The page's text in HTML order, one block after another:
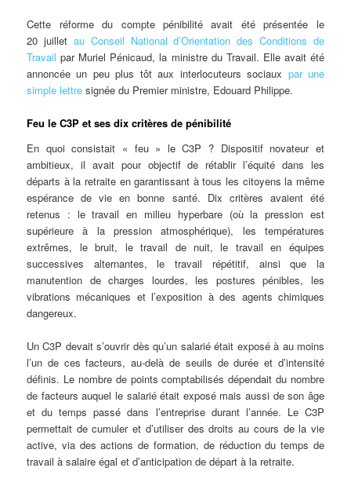
Cette réforme du compte pénibilité avait été présentée le
20 juillet au Conseil National d’Orientation des Conditions de
Travail par Muriel Pénicaud, la ministre du Travail. Elle avait été
annoncée un peu plus tôt aux interlocuteurs sociaux par une
simple lettre signée du Premier ministre, Edouard Philippe.
Feu le C3P et ses dix critères de pénibilité
En quoi consistait « feu » le C3P ? Dispositif novateur et
ambitieux, il avait pour objectif de rétablir l’équité dans les
départs à la retraite en garantissant à tous les citoyens la même
espérance de vie en bonne santé. Dix critères avaient été
retenus : le travail en milieu hyperbare (où la pression est
supérieure à la pression atmosphérique), les températures
extrêmes, le bruit, le travail de nuit, le travail en équipes
successives alternantes, le travail répétitif, ainsi que la
manutention de charges lourdes, les postures pénibles, les
vibrations mécaniques et l’exposition à des agents chimiques
dangereux.
Un C3P devait s’ouvrir dès qu’un salarié était exposé à au moins
l’un de ces facteurs, au-delà de seuils de durée et d’intensité
définis. Le nombre de points comptabilisés dépendait du nombre
de facteurs auquel le salarié était exposé mais aussi de son âge
et du temps passé dans l’entreprise durant l’année. Le C3P
permettait de cumuler et d’utiliser des droits au cours de la vie
active, via des actions de formation, de réduction du temps de
travail à salaire égal et d’anticipation de départ à la retraite.